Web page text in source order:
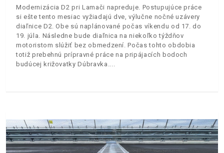
Modernizácia D2 pri Lamači napreduje. Postupujúce práce
si ešte tento mesiac vyžiadajú dve, výlučne nočné uzávery
diaľnice D2. Obe sú naplánované počas víkendu od 17. do
19. júla. Následne bude diaľnica na niekoľko týždňov
motoristom slúžiť bez obmedzení. Počas tohto obdobia
totiž prebehnú prípravné práce na pripájacích bodoch
budúcej križovatky Dúbravka.